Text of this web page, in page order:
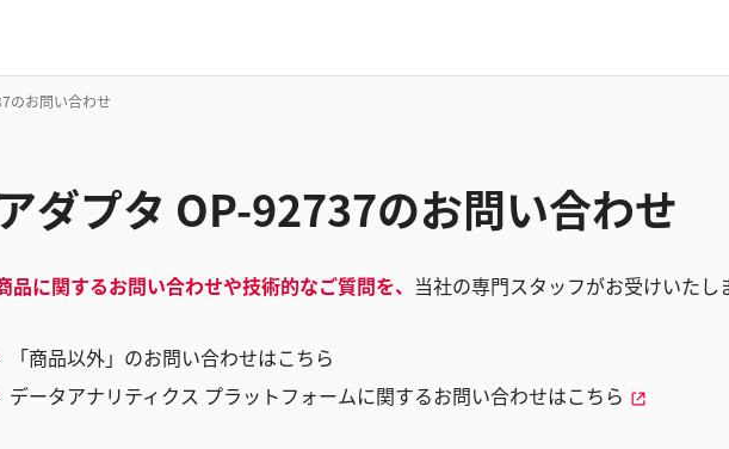
のお問い合わせ
アダプタ OP-92737のお問い合わせ
品に関するお問い合わせや技術的なご質問を、 当社の専門スタッフがお受けいたし
「商品以外」のお問い合わせはこちら
データアナリティクス プラットフォームに関するお問い合わせはこちら